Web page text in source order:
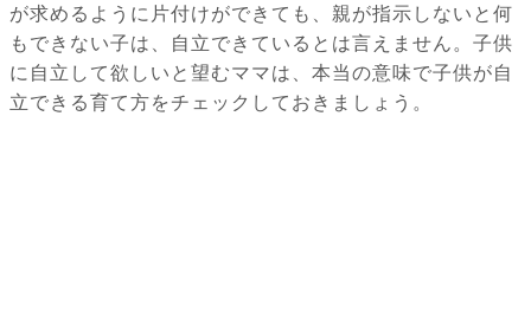
が求めるように片付けができても、親が指示しないと何
もできない子は、自立できているとは言えません。子供
に自立して欲しいと望むママは、本当の意味で子供が自
立できる育て方をチェックしておきましょう。